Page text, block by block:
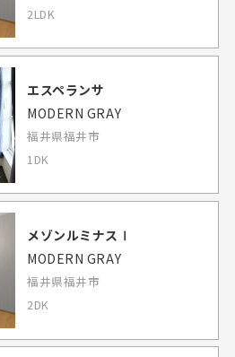
2LDK
エスペランサ
MODERN GRAY
福井県福井市
1DK
メゾンルミナスⅠ
MODERN GRAY
福井県福井市
2DK